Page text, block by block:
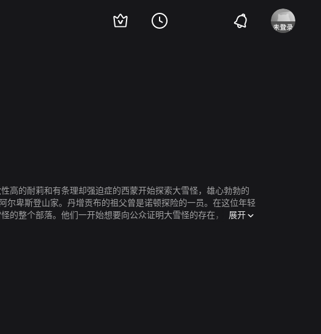
高的耐莉和有条理却强迫症的西蒙开始探索大雪怪，雄心勃勃的
尔卑斯登山家。丹增贡布的祖父曾是诺顿探险的一员。在这位年轻
的整个部落。他们一开始想要向公众证明大雪怪的存在，所以打
展开